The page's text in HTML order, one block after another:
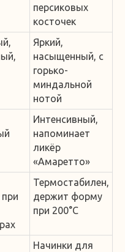
персиковых
косточек
Яркий,
насыщенный, с
горько-
миндальной
нотой
Интенсивный,
напоминает
ликёр
«Амаретто»
Термостабилен,
держит форму
при 200°C
Начинки для